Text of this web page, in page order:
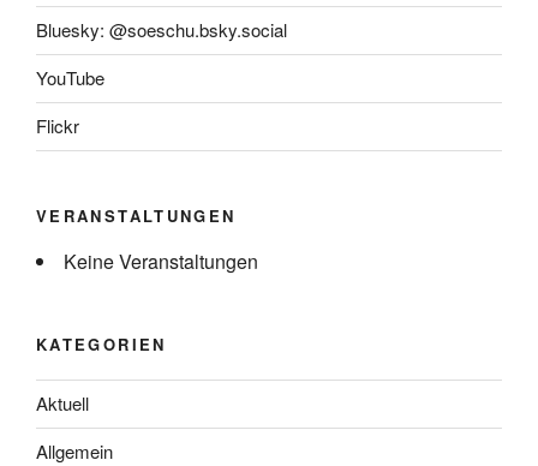
Bluesky: @soeschu.bsky.social
YouTube
Flickr
VERANSTALTUNGEN
Keine Veranstaltungen
KATEGORIEN
Aktuell
Allgemein